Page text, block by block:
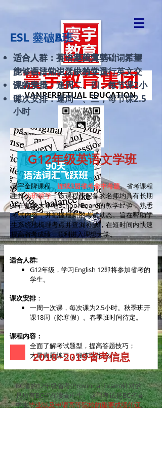
ESL 基础A班
​适合人群 ：有一定英文基础，希望
能够在日常生活中独立进行英文交
流的学员
课次安排：​逢周一、三，每节课2.5
小时
ESL 突破B班
​适合人群 ：英语基础薄弱，词汇量
少，语法知识欠缺的学员
课次安排：​逢周二、四，每节课2小
时
G12年级英语文学班
寰宇金牌课程，连续3届省考命中考题。省考课程
主打小班教学，该课程所配备的名师均具有长期
在在加拿大本地School Board的教学经验，熟悉
考试内容，并把握最新的考试动态。旨在帮助学
生系统地梳理考点并查漏补缺，在短时间内快速
提高省考成绩，顺利进入理想大学。
适合人群:
G12年级，学习English 12即将参加省考的
学生。
课次安排：
一周一次课，每次课为2.5小时。秋季班开
课18周（除寒假）。春季班时间待定。
课程内容：
全面了解考试题型，提高答题技巧；
大量真题练习，锻炼写作能力；
2018~2019省考信息
BC省的12年级省考(Provincial Exam)针对的
是所有BC省在读高中生。这门考试是BC省高
中生毕业以及申请高等院校的重要成绩凭证。